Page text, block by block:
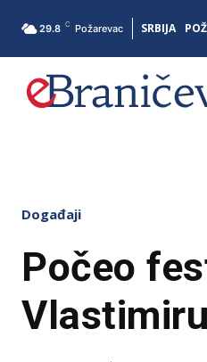
29.8 C Požarevac SRBIJA
Događaji
Počeo